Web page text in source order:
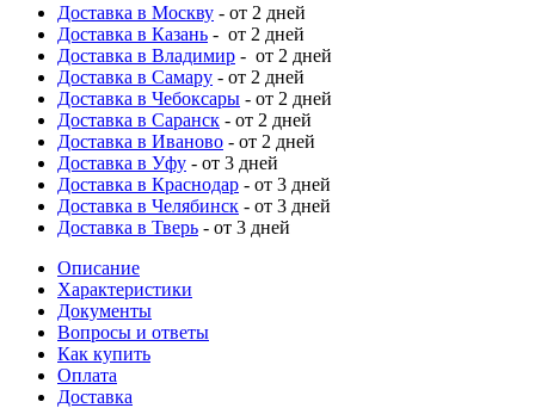
Доставка в Москву - от 2 дней
Доставка в Казань - от 2 дней
Доставка в Владимир - от 2 дней
Доставка в Самару - от 2 дней
Доставка в Чебоксары - от 2 дней
Доставка в Саранск - от 2 дней
Доставка в Иваново - от 2 дней
Доставка в Уфу - от 3 дней
Доставка в Краснодар - от 3 дней
Доставка в Челябинск - от 3 дней
Доставка в Тверь - от 3 дней
Описание
Характеристики
Документы
Вопросы и ответы
Как купить
Оплата
Доставка